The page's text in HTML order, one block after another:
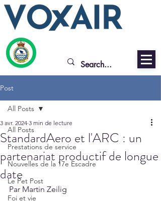
Post
All Posts
Prestations de service
Nouvelles de la 17e Escadre
Le Pet Post
Foi et vie
All Posts
StandardAero et l'ARC : un
partenariat productif de longue
date
3 avr. 2024 3 min de lecture
Par Martin Zeilig